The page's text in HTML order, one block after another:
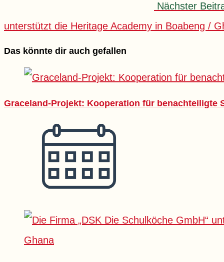
Nächster
unterstützt die Heritage Academy in Boabeng /
Das könnte dir auch gefallen
Graceland-Projekt: Kooperation für benachteiligte